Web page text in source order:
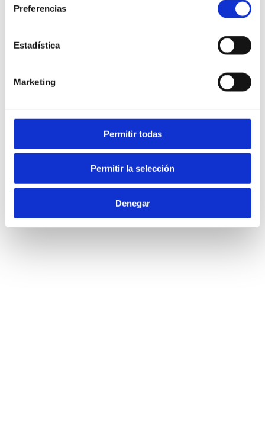
Preferencias
Estadística
Marketing
Permitir todas
Permitir la selección
Denegar